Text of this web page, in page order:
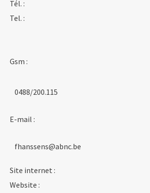
Tél. :
Tel. :
Gsm :
0488/200.115
E-mail :
fhanssens@abnc.be
Site internet :
Website :